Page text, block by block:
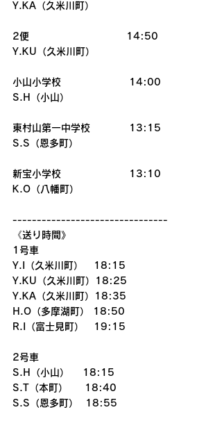
Y.KA（久米川町）
2便　　　　　　　　　　14:50
Y.KU（久米川町）
小山小学校　　　　　　　14:00
S.H（小山）
東村山第一中学校　　　　13:15
S.S（恩多町）
新宝小学校　　　　　　　13:10
K.O（八幡町）
--------------------------------
《送り時間》
1号車
Y.I（久米川町）   18:15
Y.KU（久米川町）18:25
Y.KA（久米川町）18:35
H.O（多摩湖町） 18:50
R.I（富士見町）　19:15
2号車
S.H（小山）　 18:15
S.T（本町） 　 18:40
S.S（恩多町）  18:55